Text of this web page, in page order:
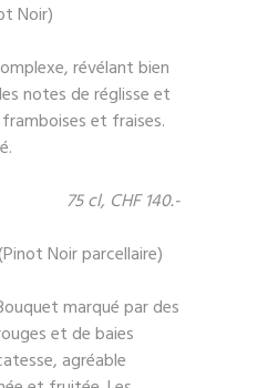
Noir)
révélant bien
notes de réglisse et
et fraises.
75 cl, CHF 140.-
Noir parcellaire)
marqué par des
et de baies
agréable